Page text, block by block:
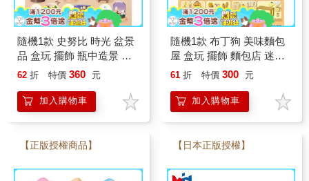
隨機1款 史努比 時光 盆景
品 盒玩 擺飾 瓶中造景 糊
塗塌客 查理布朗 Snoopy
62 折 特價 360 元
加入購物車
隨機1款 布丁狗 美味麵包
屋 盒玩 擺飾 麵包店 迷你
麵包 迷你桌子 Re-MeNT
61 折 特價 300 元
加入購物車
【正版授權商品】 【日本正版授權】